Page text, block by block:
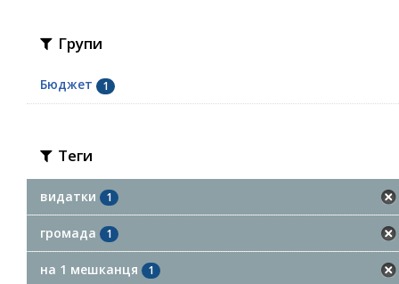
Групи
Бюджет 1
Теги
видатки 1
громада 1
на 1 мешканця 1